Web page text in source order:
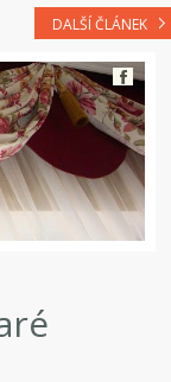
DALŠÍ ČLÁNEK